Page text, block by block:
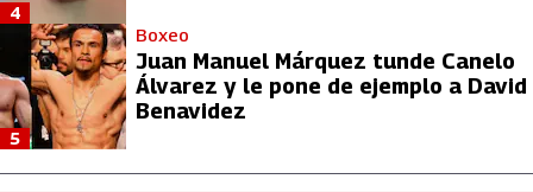
4
Boxeo
Juan Manuel Márquez tunde Canelo
Álvarez y le pone de ejemplo a David
Benavidez
5